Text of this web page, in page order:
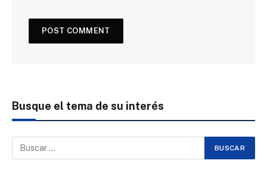
Busque el tema de su interés